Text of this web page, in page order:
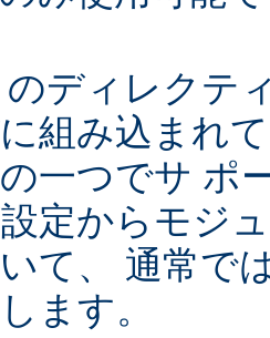
のディレクテ
組み込まれ
一つでサ ポ
定からモジ
て、 通常で
ます。